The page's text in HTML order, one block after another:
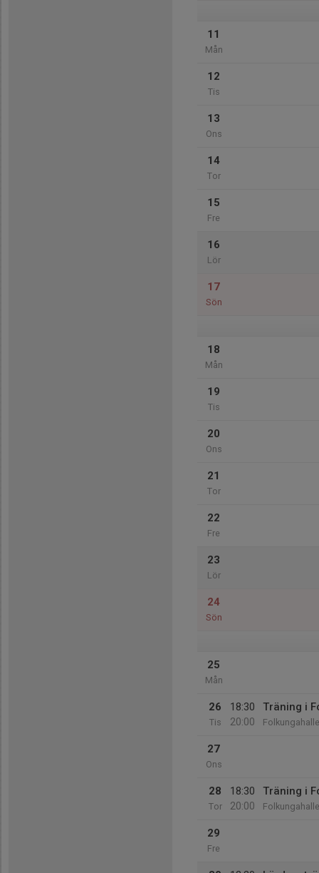
11
Mån
12
Tis
13
Ons
14
Tor
15
Fre
16
Lör
17
Sön
18
Mån
19
Tis
20
Ons
21
Tor
22
Fre
23
Lör
24
Sön
25
Mån
26
Tis
18:30
20:00
Träning i
27
Ons
28
Tor
18:30
20:00
Träning i
29
Fre